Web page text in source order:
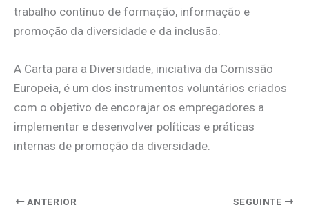
trabalho contínuo de formação, informação e
promoção da diversidade e da inclusão.
A Carta para a Diversidade, iniciativa da Comissão
Europeia, é um dos instrumentos voluntários criados
com o objetivo de encorajar os empregadores a
implementar e desenvolver políticas e práticas
internas de promoção da diversidade.
ANTERIOR SEGUINTE